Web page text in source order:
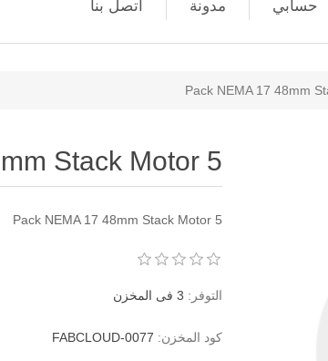
حسابي
مدونة اتصل بنا
5 Pack NEMA 17 48mm Stack Motor
5 Pack NEMA 17 48mm Stack Motor
التوفر: 3 فى المخزن
كود المخزن: FABCLOUD-0077